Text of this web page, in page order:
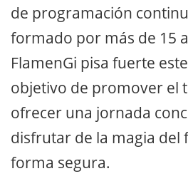
de programación
formado por más de 15
FlamenGi pisa fuerte
objetivo de promover el
ofrecer una jornada
disfrutar de la magia del
forma segura.